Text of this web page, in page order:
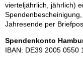
vierteljährlich, jährlich)
Jahresende per
Spendenkonto
IBAN: DE39 2005 0550